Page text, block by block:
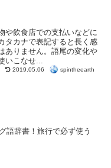
や飲食店での支払いなどに
タカナで表記すると長く感
ありません。語尾の変化や
いこなせ...
2019.05.06 spintheearth
語辞書！旅行で必ず使う